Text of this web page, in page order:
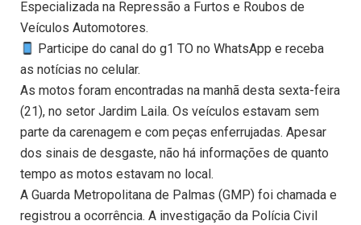
Especializada na Repressão a Furtos e Roubos de
Veículos Automotores.
Participe do canal do g1 TO no WhatsApp e receba
as notícias no celular.
As motos foram encontradas na manhã desta sexta-feira
(21), no setor Jardim Laila. Os veículos estavam sem
parte da carenagem e com peças enferrujadas. Apesar
dos sinais de desgaste, não há informações de quanto
tempo as motos estavam no local.
A Guarda Metropolitana de Palmas (GMP) foi chamada e
registrou a ocorrência. A investigação da Polícia Civil